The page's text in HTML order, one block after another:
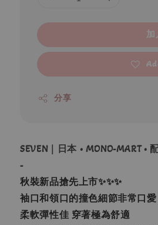
加
分享
SEVEN｜日本 • MONO-MART
-
秋裝新品搶先上市✨✨✨
袖口和領口的撞色細節非常口愛
柔軟彈性佳 穿著極為舒適